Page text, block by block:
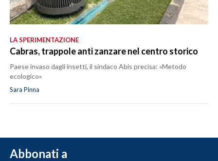
LA SPERIMENTAZIONE
Cabras, trappole anti zanzare nel centro storico
Paese invaso dagli insetti, il sindaco Abis precisa: «Metodo
ecologico»
Sara Pinna
Abbonati a